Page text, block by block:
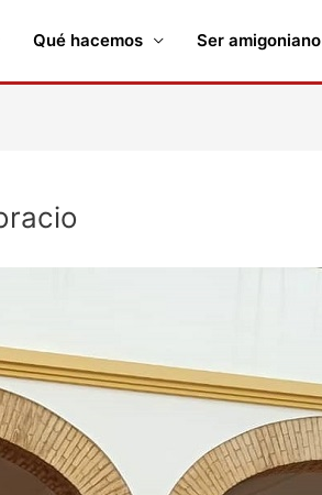
Qué hacemos Ser amigoniano